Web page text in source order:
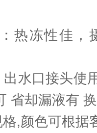
冻性佳，
水口接头使
省却漏液有
,颜色可根据